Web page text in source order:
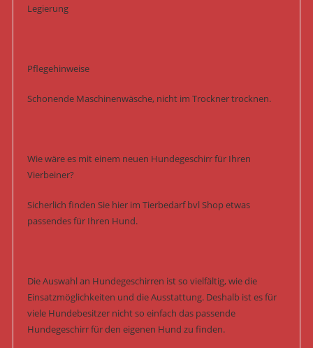
Legierung
Pflegehinweise
Schonende Maschinenwäsche, nicht im Trockner trocknen.
Wie wäre es mit einem neuen Hundegeschirr für Ihren
Vierbeiner?
Sicherlich finden Sie hier im Tierbedarf bvl Shop etwas
passendes für Ihren Hund.
Die Auswahl an Hundegeschirren ist so vielfältig, wie die
Einsatzmöglichkeiten und die Ausstattung. Deshalb ist es für
viele Hundebesitzer nicht so einfach das passende
Hundegeschirr für den eigenen Hund zu finden.